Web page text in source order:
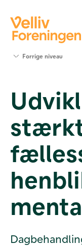
Værktøjer
og viden
Om Velliv
Foreningen
os
Forrige niveau